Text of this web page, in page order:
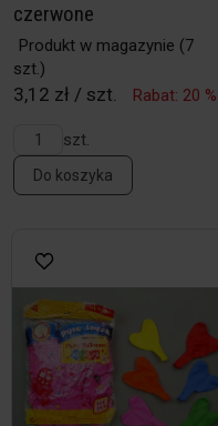
czerwone
Produkt w magazynie (7
szt.)
3,12 zł / szt. Rabat: 20 %
szt.
Do koszyka